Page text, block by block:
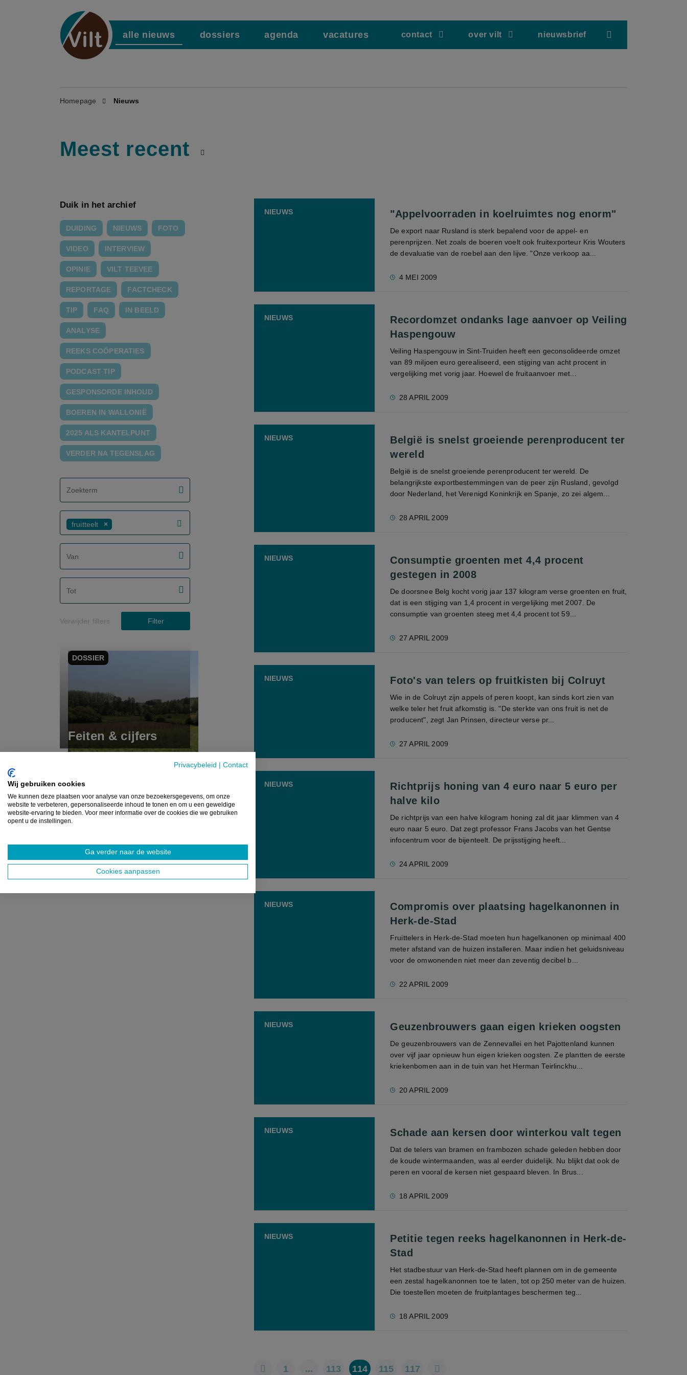
Privacybeleid | Contact
Wij gebruiken cookies
We kunnen deze plaatsen voor analyse van onze bezoekersgegevens, om onze
website te verbeteren, gepersonaliseerde inhoud te tonen en om u een geweldige
website-ervaring te bieden. Voor meer informatie over de cookies die we gebruiken
opent u de instellingen.
Ga verder naar de website
Cookies aanpassen
alle nieuws dossiers agenda vacatures contact over vilt nieuwsbrief
Homepage Nieuws
Meest recent
Duik in het archief
DUIDING NIEUWS FOTO
VIDEO INTERVIEW
OPINIE VILT TEEVEE
REPORTAGE FACTCHECK
TIP FAQ IN BEELD
ANALYSE
REEKS COÖPERATIES
PODCAST TIP
GESPONSORDE INHOUD
BOEREN IN WALLONIË
2025 ALS KANTELPUNT
VERDER NA TEGENSLAG
screenreader.filter search label
fruitteelt
screenreader.filter from date label
screenreader.filter to date label
Verwijder filters Filter
DOSSIER
Feiten & cijfers
"Appelvoorraden in koelruimtes nog enorm"
De export naar Rusland is sterk bepalend voor de appel- en
perenprijzen. Net zoals de boeren voelt ook fruitexporteur Kris Wouters
de devaluatie van de roebel aan den lijve. "Onze verkoop aa...
4 MEI 2009
NIEUWS
Recordomzet ondanks lage aanvoer op Veiling
Haspengouw
Veiling Haspengouw in Sint-Truiden heeft een geconsolideerde omzet
van 89 miljoen euro gerealiseerd, een stijging van acht procent in
vergelijking met vorig jaar. Hoewel de fruitaanvoer met...
28 APRIL 2009
NIEUWS
België is snelst groeiende perenproducent ter
wereld
België is de snelst groeiende perenproducent ter wereld. De
belangrijkste exportbestemmingen van de peer zijn Rusland, gevolgd
door Nederland, het Verenigd Koninkrijk en Spanje, zo zei algem...
28 APRIL 2009
NIEUWS
Consumptie groenten met 4,4 procent
gestegen in 2008
De doorsnee Belg kocht vorig jaar 137 kilogram verse groenten en fruit,
dat is een stijging van 1,4 procent in vergelijking met 2007. De
consumptie van groenten steeg met 4,4 procent tot 59...
27 APRIL 2009
NIEUWS
Foto's van telers op fruitkisten bij Colruyt
Wie in de Colruyt zijn appels of peren koopt, kan sinds kort zien van
welke teler het fruit afkomstig is. "De sterkte van ons fruit is net de
producent", zegt Jan Prinsen, directeur verse pr...
27 APRIL 2009
NIEUWS
Richtprijs honing van 4 euro naar 5 euro per
halve kilo
De richtprijs van een halve kilogram honing zal dit jaar klimmen van 4
euro naar 5 euro. Dat zegt professor Frans Jacobs van het Gentse
infocentrum voor de bijenteelt. De prijsstijging heeft...
24 APRIL 2009
NIEUWS
Compromis over plaatsing hagelkanonnen in
Herk-de-Stad
Fruittelers in Herk-de-Stad moeten hun hagelkanonen op minimaal 400
meter afstand van de huizen installeren. Maar indien het geluidsniveau
voor de omwonenden niet meer dan zeventig decibel b...
22 APRIL 2009
NIEUWS
Geuzenbrouwers gaan eigen krieken oogsten
De geuzenbrouwers van de Zennevallei en het Pajottenland kunnen
over vijf jaar opnieuw hun eigen krieken oogsten. Ze plantten de eerste
kriekenbomen aan in de tuin van het Herman Teirlinckhu...
20 APRIL 2009
NIEUWS
Schade aan kersen door winterkou valt tegen
Dat de telers van bramen en frambozen schade geleden hebben door
de koude wintermaanden, was al eerder duidelijk. Nu blijkt dat ook de
peren en vooral de kersen niet gespaard bleven. In Brus...
18 APRIL 2009
NIEUWS
Petitie tegen reeks hagelkanonnen in Herk-de-
Stad
Het stadbestuur van Herk-de-Stad heeft plannen om in de gemeente
een zestal hagelkanonnen toe te laten, tot op 250 meter van de huizen.
Die toestellen moeten de fruitplantages beschermen teg...
18 APRIL 2009
NIEUWS
1 ... 113 114 115 117